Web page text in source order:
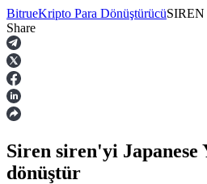
Vadeli İşlemler
BitrueKripto Para DönüştürücüSIREN
Share
Siren siren'yi Japanese
dönüştür